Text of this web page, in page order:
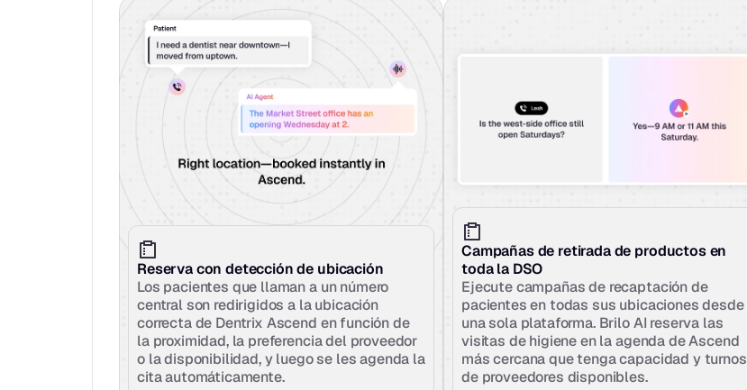
Reserva con detección de ubicación
Los pacientes que llaman a un número
central son redirigidos a la ubicación
correcta de Dentrix Ascend en función de
la proximidad, la preferencia del proveedor
o la disponibilidad, y luego se les agenda la
cita automáticamente.
Campañas de retirada de productos en
toda la DSO
Ejecute campañas de recaptación de
pacientes en todas sus ubicaciones desde
una sola plataforma. Brilo AI reserva las
visitas de higiene en la agenda de Ascend
más cercana que tenga capacidad y turnos
de proveedores disponibles.